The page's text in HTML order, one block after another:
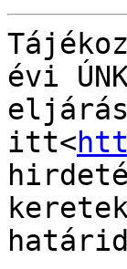
évi
itt<